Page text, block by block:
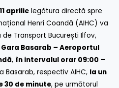
aprilie legătura directă spre
Henri Coandă (AIHC) va
Transport București Ilfov,
Basarab – Aeroportul
, în intervalul orar 09:00 –
Basarab, respectiv AIHC, la un
30 de minute, pe următorul